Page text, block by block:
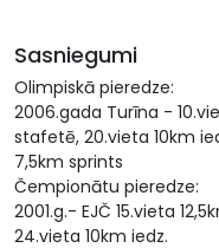
Sasniegumi
Olimpiskā pieredze:
2006.gada Turīna -
stafetē, 20.vieta 10km
7,5km sprints
Čempionātu pieredze:
2001.g.- EJČ 15.vieta
24.vieta 10km iedz.